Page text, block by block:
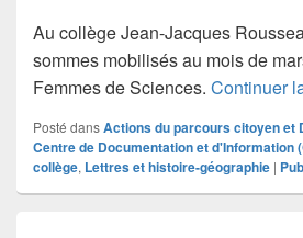
Au collège Jean-Jacques
sommes mobilisés au mois de
Femmes de Sciences. Continuer
Posté dansActions du parcours citoyen et
Centre de Documentation et d'Information
collège, Lettres et histoire-géographie |